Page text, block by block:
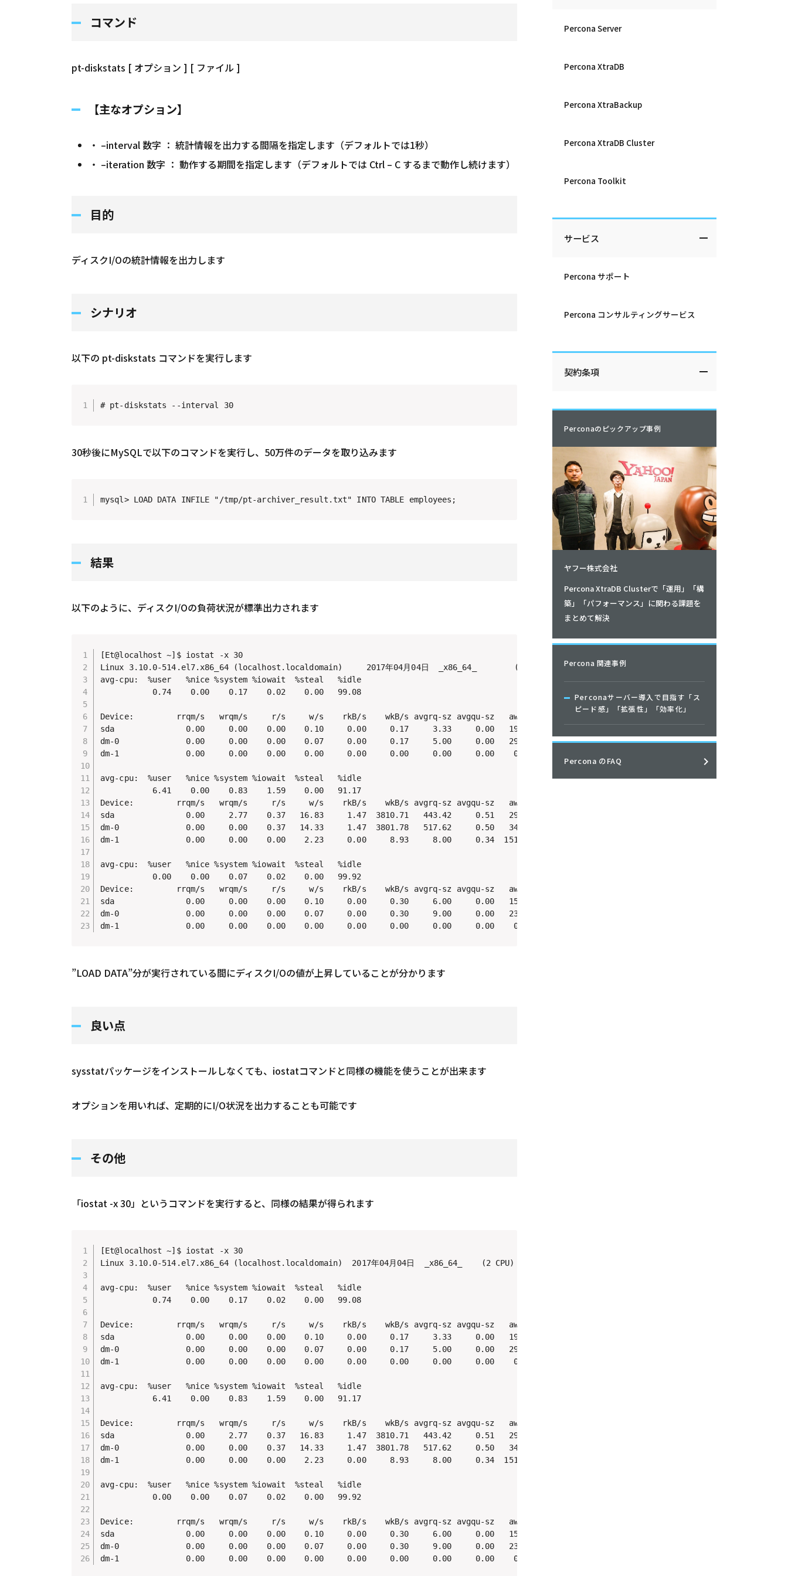
コマンド
pt-diskstats [ オプション ] [ ファイル ]
【主なオプション】
・ –interval 数字 ： 統計情報を出力する間隔を指定します（デフォルトでは1秒）
・ –iteration 数字 ： 動作する期間を指定します（デフォルトでは Ctrl – C するまで動作し続けます）
目的
ディスクI/Oの統計情報を出力します
シナリオ
以下の pt-diskstats コマンドを実行します
# pt-diskstats --interval 30
30秒後にMySQLで以下のコマンドを実行し、50万件のデータを取り込みます
mysql> LOAD DATA INFILE "/tmp/pt-archiver_result.txt" INTO TABLE employees;
結果
以下のように、ディスクI/Oの負荷状況が標準出力されます
[Et@localhost ~]$ iostat -x 30
Linux 3.10.0-514.el7.x86_64 (localhost.localdomain)     2017年04月04日  _x86_64_        (2 CPU)
avg-cpu:  %user   %nice %system %iowait  %steal   %idle
           0.74    0.00    0.17    0.02    0.00   99.08
Device:         rrqm/s   wrqm/s     r/s     w/s    rkB/s    wkB/s avgrq-sz avgqu-sz   await r_await w_await  svctm  %util
sda               0.00     0.00    0.00    0.10     0.00     0.17     3.33     0.00   19.33    0.00   19.33  19.33   0.19
dm-0              0.00     0.00    0.00    0.07     0.00     0.17     5.00     0.00   29.00    0.00   29.00  29.00   0.19
dm-1              0.00     0.00    0.00    0.00     0.00     0.00     0.00     0.00    0.00    0.00    0.00   0.00   0.00
avg-cpu:  %user   %nice %system %iowait  %steal   %idle
           6.41    0.00    0.83    1.59    0.00   91.17
Device:         rrqm/s   wrqm/s     r/s     w/s    rkB/s    wkB/s avgrq-sz avgqu-sz   await r_await w_await  svctm  %util
sda               0.00     2.77    0.37   16.83     1.47  3810.71   443.42     0.51   29.63   28.91   29.65   6.42  11.04
dm-0              0.00     0.00    0.37   14.33     1.47  3801.78   517.62     0.50   34.37   29.00   34.50   7.51  11.04
dm-1              0.00     0.00    0.00    2.23     0.00     8.93     8.00     0.34  151.78    0.00  151.78   2.85   0.64
avg-cpu:  %user   %nice %system %iowait  %steal   %idle
           0.00    0.00    0.07    0.02    0.00   99.92
Device:         rrqm/s   wrqm/s     r/s     w/s    rkB/s    wkB/s avgrq-sz avgqu-sz   await r_await w_await  svctm  %util
sda               0.00     0.00    0.00    0.10     0.00     0.30     6.00     0.00   15.67    0.00   15.67  15.67   0.16
dm-0              0.00     0.00    0.00    0.07     0.00     0.30     9.00     0.00   23.50    0.00   23.50  23.50   0.16
”LOAD DATA”分が実行されている間にディスクI/Oの値が上昇していることが分かります
良い点
sysstatパッケージをインストールしなくても、iostatコマンドと同様の機能を使うことが出来ます
オプションを用いれば、定期的にI/O状況を出力することも可能です
その他
「iostat -x 30」というコマンドを実行すると、同様の結果が得られます
[Et@localhost ~]$ iostat -x 30
Linux 3.10.0-514.el7.x86_64 (localhost.localdomain)  2017年04月04日  _x86_64_    (2 CPU)
avg-cpu:  %user   %nice %system %iowait  %steal   %idle
           0.74    0.00    0.17    0.02    0.00   99.08
Device:         rrqm/s   wrqm/s     r/s     w/s    rkB/s    wkB/s avgrq-sz avgqu-sz   await r_await w_await  svctm  %util
sda               0.00     0.00    0.00    0.10     0.00     0.17     3.33     0.00   19.33    0.00   19.33  19.33   0.19
dm-0              0.00     0.00    0.00    0.07     0.00     0.17     5.00     0.00   29.00    0.00   29.00  29.00   0.19
dm-1              0.00     0.00    0.00    0.00     0.00     0.00     0.00     0.00    0.00    0.00    0.00   0.00   0.00
avg-cpu:  %user   %nice %system %iowait  %steal   %idle
           6.41    0.00    0.83    1.59    0.00   91.17
Device:         rrqm/s   wrqm/s     r/s     w/s    rkB/s    wkB/s avgrq-sz avgqu-sz   await r_await w_await  svctm  %util
sda               0.00     2.77    0.37   16.83     1.47  3810.71   443.42     0.51   29.63   28.91   29.65   6.42  11.04
dm-0              0.00     0.00    0.37   14.33     1.47  3801.78   517.62     0.50   34.37   29.00   34.50   7.51  11.04
dm-1              0.00     0.00    0.00    2.23     0.00     8.93     8.00     0.34  151.78    0.00  151.78   2.85   0.64
avg-cpu:  %user   %nice %system %iowait  %steal   %idle
           0.00    0.00    0.07    0.02    0.00   99.92
Device:         rrqm/s   wrqm/s     r/s     w/s    rkB/s    wkB/s avgrq-sz avgqu-sz   await r_await w_await  svctm  %util
sda               0.00     0.00    0.00    0.10     0.00     0.30     6.00     0.00   15.67    0.00   15.67  15.67   0.16
dm-0              0.00     0.00    0.00    0.07     0.00     0.30     9.00     0.00   23.50    0.00   23.50  23.50   0.16
Percona Server
Percona XtraDB
Percona XtraBackup
Percona XtraDB Cluster
Percona Toolkit
サービス
Percona サポート
Percona コンサルティングサービス
契約条項
Perconaのピックアップ事例
ヤフー株式会社
Percona XtraDB Clusterで「運用」「構
築」「パフォーマンス」に関わる課題を
まとめて解決
Percona 関連事例
Perconaサーバー導入で目指す「ス
ピード感」「拡張性」「効率化」
Percona のFAQ